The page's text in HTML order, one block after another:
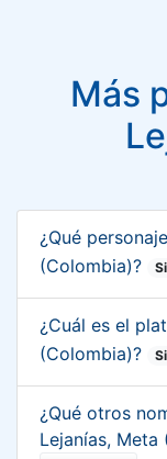
Más
¿Qué
(Colombia)?
¿Cuál es el
(Colombia)?
¿Qué otros
Lejanías, Meta